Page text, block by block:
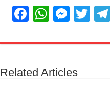
F
c
e
b
W
at
s
A
M
ss
n
T
itt
Related Articles